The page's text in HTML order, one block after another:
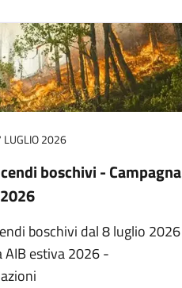
LUGLIO 2026
boschivi - Campagna
boschivi dal 8 luglio 2026
AIB estiva 2026 -